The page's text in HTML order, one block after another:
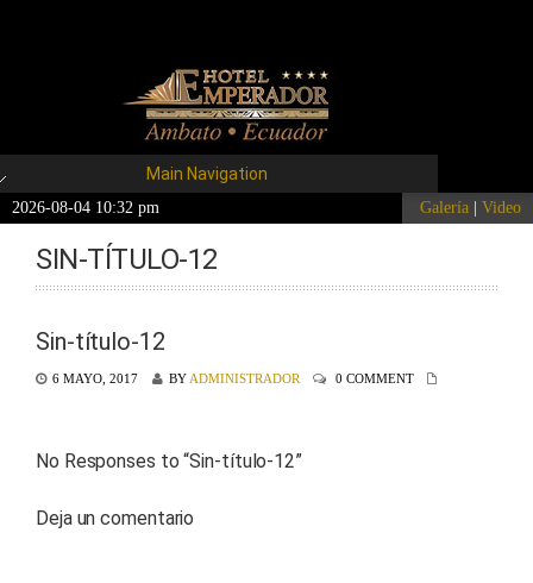
Main Navigation
2026-08-04 10:32 pm Galería Video
SIN-TÍTULO-12
Sin-título-12
6 MAYO, 2017 BY ADMINISTRADOR 0 COMMENT
No Responses to “Sin-título-12”
Deja un comentario